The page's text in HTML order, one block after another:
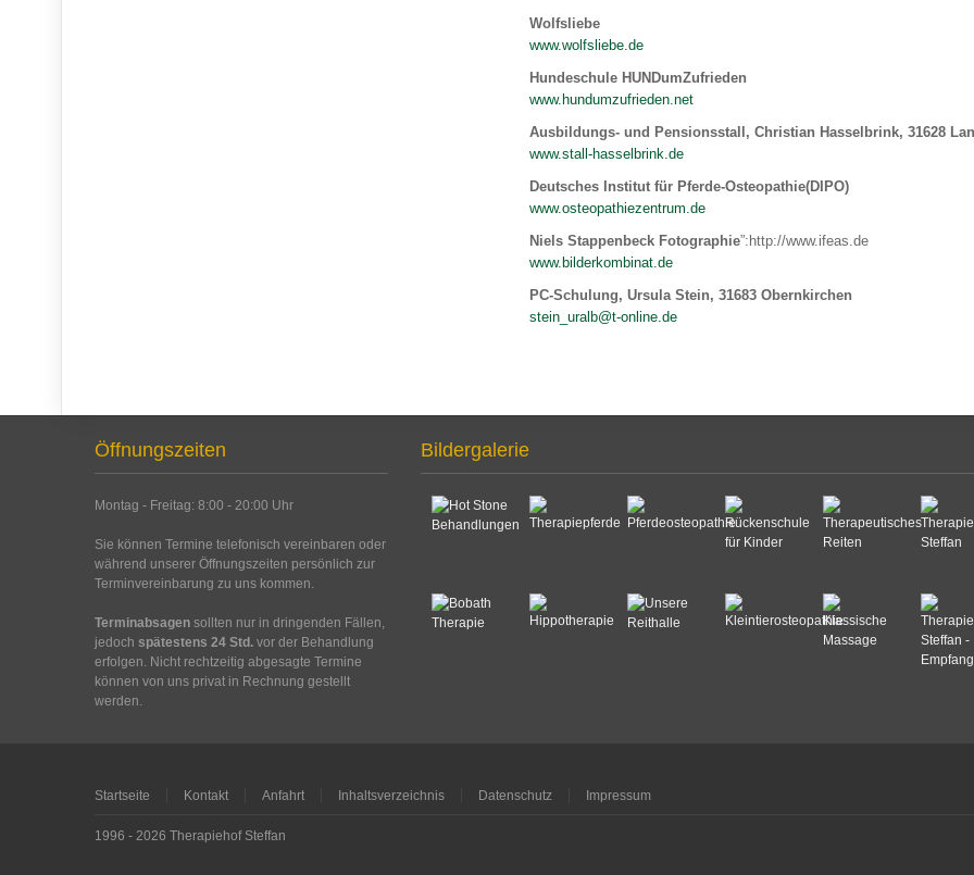
Wolfsliebe
www.wolfsliebe.de
Hundeschule HUNDumZufrieden
www.hundumzufrieden.net
Ausbildungs- und Pensionsstall, Christian Hasselbrink, 31628
www.stall-hasselbrink.de
Deutsches Institut für Pferde-Osteopathie(DIPO)
www.osteopathiezentrum.de
Niels Stappenbeck Fotographie”:http://www.ifeas.de
www.bilderkombinat.de
PC-Schulung, Ursula Stein, 31683 Obernkirchen
stein_uralb@t-online.de
Öffnungszeiten
Montag - Freitag: 8:00 - 20:00 Uhr
Sie können Termine telefonisch vereinbaren oder
während unserer Öffnungszeiten persönlich zur
Terminvereinbarung zu uns kommen.
Terminabsagen sollten nur in dringenden Fällen,
jedoch spätestens 24 Std. vor der Behandlung
erfolgen. Nicht rechtzeitig abgesagte Termine
können von uns privat in Rechnung gestellt
werden.
Bildergalerie
Startseite Kontakt Anfahrt Inhaltsverzeichnis Datenschutz Impressum
1996 - 2026 Therapiehof Steffan